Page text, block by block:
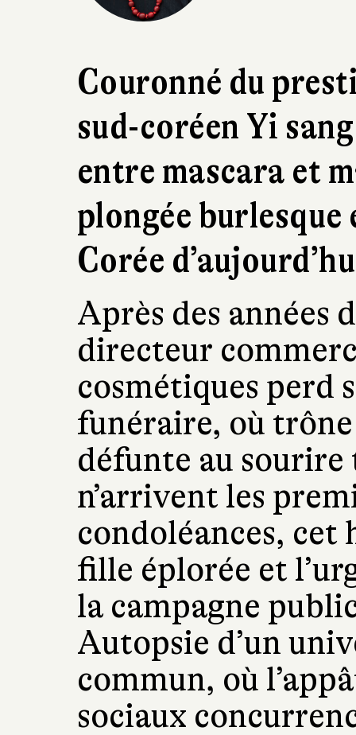
Couronné du
sud-coréen Yi
entre mascara et
plongée burlesque
Corée
Après des années
directeur
cosmétiques perd
funéraire, où
défunte au
n’arrivent les
condoléances, cet
fille éplorée et
la campagne
Autopsie d’un
commun, où
sociaux